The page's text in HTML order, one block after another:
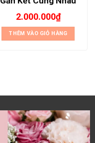
2.000.000₫
THÊM VÀO GIỎ HÀNG